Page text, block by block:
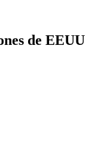
de EEUU